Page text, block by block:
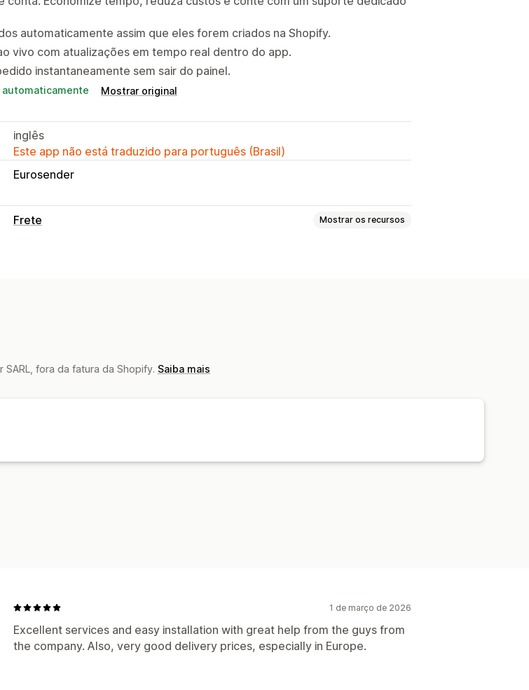
automaticamente assim que eles forem criados na Shopify.
vivo com atualizações em tempo real dentro do app.
instantaneamente sem sair do painel.
Mostrar original
inglês
Este app não está traduzido para português (Brasil)
Eurosender
Frete Mostrar os recursos
fora da fatura da Shopify. Saiba mais
1 de março de 2026
Excellent services and easy installation with great help from the guys from
the company. Also, very good delivery prices, especially in Europe.